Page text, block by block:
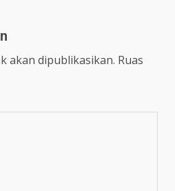
akan dipublikasikan. Ruas